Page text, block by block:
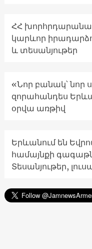
ՀՀ
կարևոր
և տեսանյութեր
«Նոր բանակ՝ նոր
զորահանդես
օրվա առթիվ
Երևանում են
համայնքի
Տեսանյութեր,